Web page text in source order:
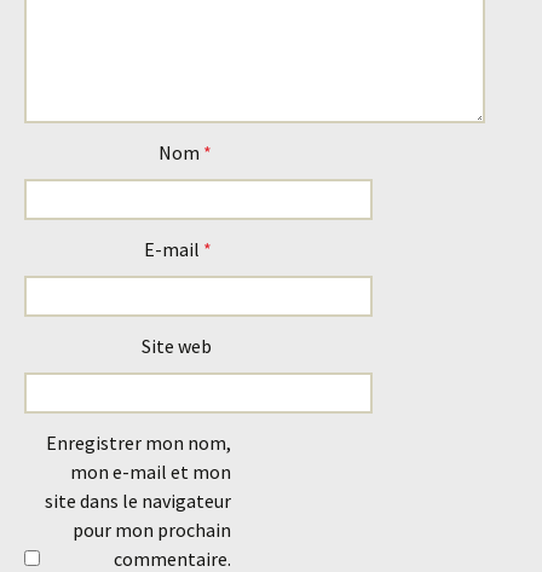
Nom *
E-mail *
Site web
Enregistrer mon nom,
mon e-mail et mon
site dans le navigateur
pour mon prochain
commentaire.